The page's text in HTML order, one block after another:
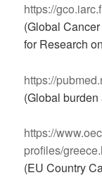
https://
(Global
for Research
https://
(Global
https://
profiles/
(EU Country